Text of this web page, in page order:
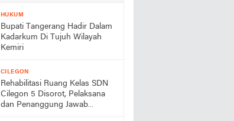
HUKUM
Bupati Tangerang Hadir Dalam
Kadarkum Di Tujuh Wilayah
Kemiri
CILEGON
Rehabilitasi Ruang Kelas SDN
Cilegon 5 Disorot, Pelaksana
dan Penanggung Jawab